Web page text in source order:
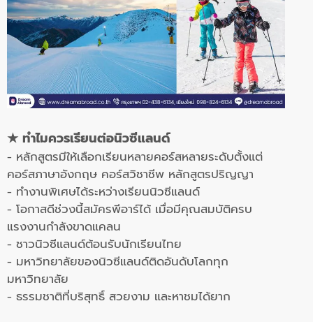
★ ทำไมควรเรียนต่อนิวซีแลนด์
- หลักสูตรมีให้เลือกเรียนหลายคอร์สหลายระดับตั้งแต่
คอร์สภาษาอังกฤษ คอร์สวิชาชีพ หลักสูตรปริญญา
- ทำงานพิเศษได้ระหว่างเรียนนิวซีแลนด์
- โอกาสดีช่วงนี้สมัครพีอาร์ได้ เมื่อมีคุณสมบัติครบ
แรงงานกำลังขาดแคลน
- ชาวนิวซีแลนด์ต้อนรับนักเรียนไทย
- มหาวิทยาลัยของนิวซีแลนด์ติดอันดับโลกทุก
มหาวิทยาลัย
- ธรรมชาติที่บริสุทธิ์ สวยงาม และหาชมได้ยาก